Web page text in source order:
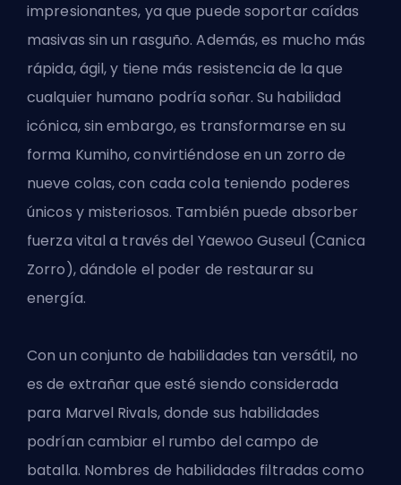
impresionantes, ya que puede soportar caídas
masivas sin un rasguño. Además, es mucho más
rápida, ágil, y tiene más resistencia de la que
cualquier humano podría soñar. Su habilidad
icónica, sin embargo, es transformarse en su
forma Kumiho, convirtiéndose en un zorro de
nueve colas, con cada cola teniendo poderes
únicos y misteriosos. También puede absorber
fuerza vital a través del Yaewoo Guseul (Canica
Zorro), dándole el poder de restaurar su
energía.
Con un conjunto de habilidades tan versátil, no
es de extrañar que esté siendo considerada
para Marvel Rivals, donde sus habilidades
podrían cambiar el rumbo del campo de
batalla. Nombres de habilidades filtradas como